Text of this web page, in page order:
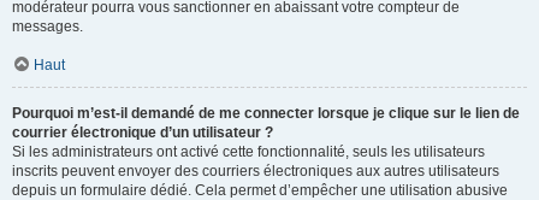
modérateur pourra vous sanctionner en abaissant votre compteur de
messages.
Haut
Pourquoi m’est-il demandé de me connecter lorsque je clique sur le lien de
courrier électronique d’un utilisateur ?
Si les administrateurs ont activé cette fonctionnalité, seuls les utilisateurs
inscrits peuvent envoyer des courriers électroniques aux autres utilisateurs
depuis un formulaire dédié. Cela permet d’empêcher une utilisation abusive